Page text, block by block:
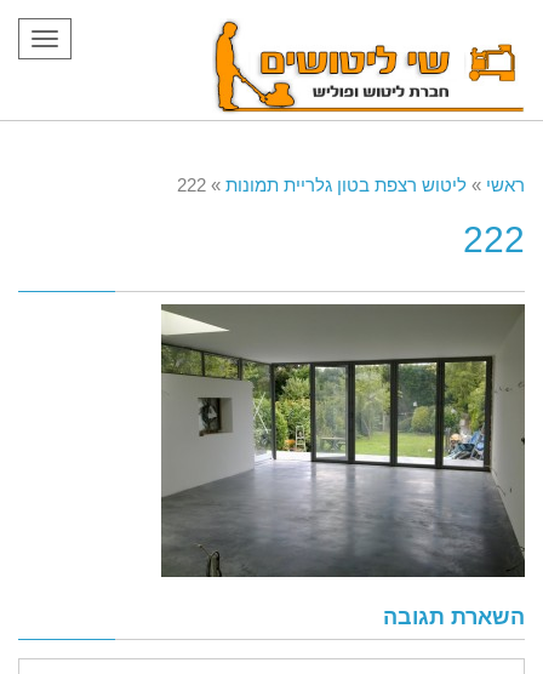
ראשי » ליטוש רצפת בטון גלריית תמונות »
222
222
השארת תגובה